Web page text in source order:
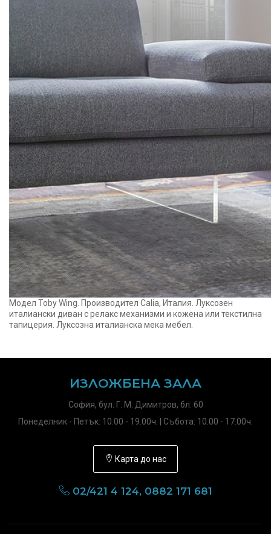
Модел Toby Wing. Производител Calia, Италия. Луксозен
италиански диван с релакс механизми и кожена или текстилна
тапицерия. Луксозна италианска мека мебел.
ИЗЛОЖБЕНА ЗАЛА
София, бул. Г. М. Димитров, бл. 60
Понеделник - Петък: 10.00 - 19.00ч. | Събота: 10.00 - 17.00ч.
Карта до нас
02/421 4 124, 0882 171 681